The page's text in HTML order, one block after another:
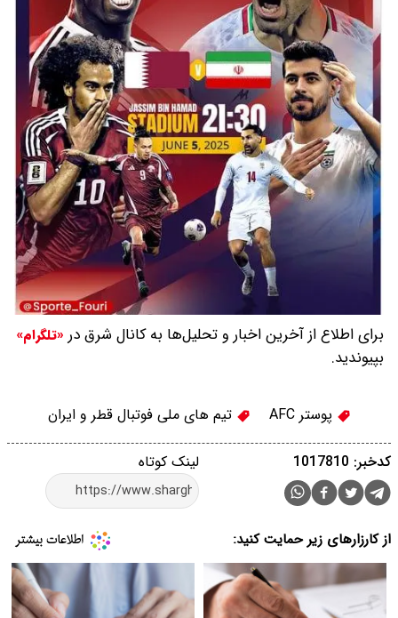
برای اطلاع از آخرین اخبار و تحلیل‌ها به کانال شرق در «تلگرام»
بپیوندید.
پوستر AFC تیم های ملی فوتبال قطر و ایران
لینک کوتاه کدخبر: 1017810
از کارزارهای زیر حمایت کنید: